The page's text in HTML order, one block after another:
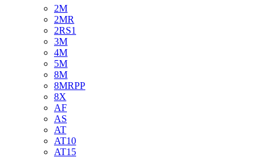
2M
2MR
2RS1
3M
4M
5M
8M
8MRPP
8X
AF
AS
AT
AT10
AT15